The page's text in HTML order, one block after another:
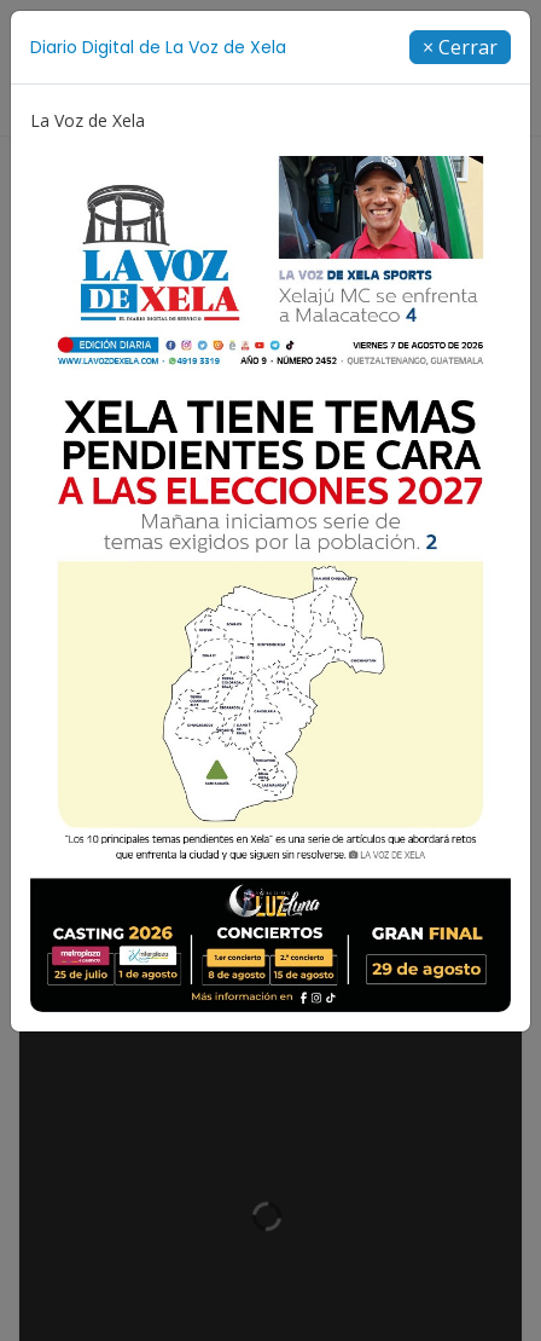
Diario Digital de La Voz de Xela × Cerrar
La Voz de Xela
Lee la edición digital del
viernes 25 de enero | #170
Descarga el pdf completo aquí Síguenos en
nuestras cuentas de redes sociales: Facebook:
La Voz de Xela · Twitter: @lavozdexela ·
Instagram: @lavozdexela · Portal:
lavozdexela.com
Ediciones Digitales 25 Enero 2019 19:56